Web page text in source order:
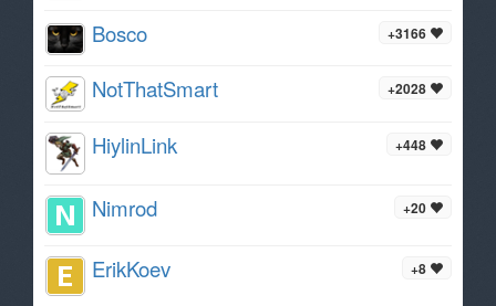
+3166
Bosco
+2028
NotThatSmart
+448
HiylinLink
+20
Nimrod
+8
ErikKoev